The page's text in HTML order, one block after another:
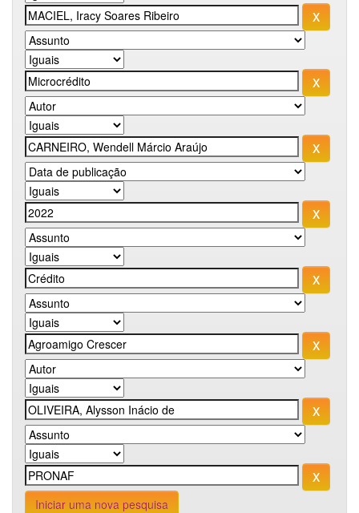
Iniciar uma nova pesquisa